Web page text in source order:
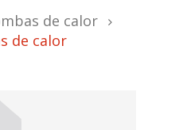
de calor
de calor